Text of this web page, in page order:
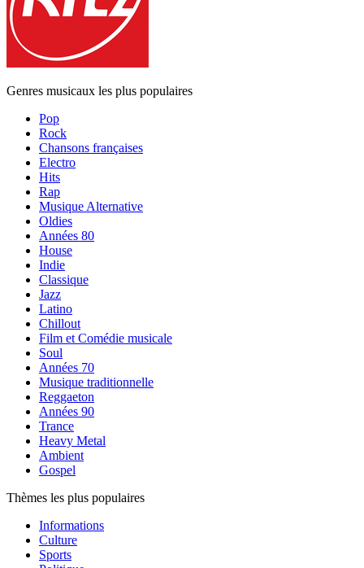
Genres musicaux les plus populaires
Pop
Rock
Chansons françaises
Electro
Hits
Rap
Musique Alternative
Oldies
Années 80
House
Indie
Classique
Jazz
Latino
Chillout
Film et Comédie musicale
Soul
Années 70
Musique traditionnelle
Reggaeton
Années 90
Trance
Heavy Metal
Ambient
Gospel
Thèmes les plus populaires
Informations
Culture
Sports